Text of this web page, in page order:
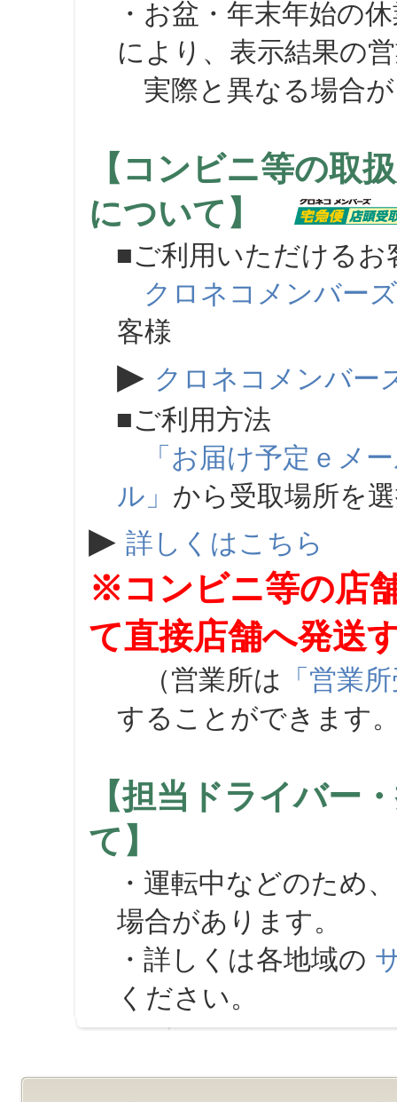
・お盆・年末年始の
により、表示結果の
実際と異なる場合が
【コンビニ等の取
について】
■ご利用いただけるお
クロネコメンバーズ
客様
▶ クロネコメンバー
■ご利用方法
「お届け予定ｅメ
ル」 から受取場所を
▶ 詳しくはこちら
※コンビニ等の店
て直接店舗へ発送
（営業所は 「営業
することができます
【担当ドライバー
て】
・運転中などのため
場合があります。
・詳しくは各地域の
ください。